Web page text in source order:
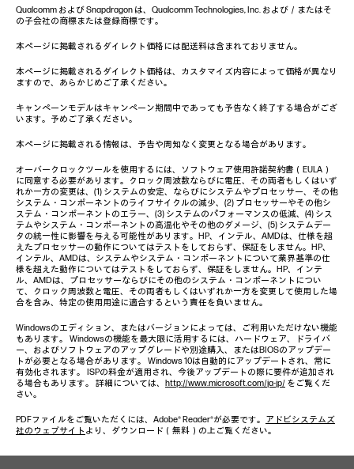
Qualcomm および Snapdragon は、Qualcomm Technologies, Inc. および／またはそ
の子会社の商標または登録商標です。
本ページに掲載されるダイレクト価格には配送料は含まれておりません。
本ページに掲載されるダイレクト価格は、カスタマイズ内容によって価格が異なり
ますので、あらかじめご了承ください。
キャンペーンモデルはキャンペーン期間中であっても予告なく終了する場合がござ
います。予めご了承ください。
本ページに掲載される情報は、予告や周知なく変更となる場合があります。
オーバークロックツールを使用するには、ソフトウェア使用許諾契約書（EULA）
に同意する必要があります。クロック周波数ならびに電圧、その両者もしくはいず
れか一方の変更は、(1) システムの安定、ならびにシステムやプロセッサー、その他
システム・コンポーネントのライフサイクルの減少、(2) プロセッサーやその他シ
ステム・コンポーネントのエラー、(3) システムのパフォーマンスの低減、(4) シス
テムやシステム・コンポーネントの高温化やその他のダメージ、(5) システムデー
タの統一性に影響を与える可能性があります。HP、インテル、AMDは、仕様を超
えたプロセッサーの動作についてはテストをしておらず、保証をしません。HP、
インテル、AMDは、システムやシステム・コンポーネントについて業界基準の仕
様を超えた動作についてはテストをしておらず、保証をしません。HP、インテ
ル、AMDは、プロセッサーならびにその他のシステム・コンポーネントについ
て、クロック周波数と電圧、その両者もしくはいずれか一方を変更して使用した場
合を含み、特定の使用用途に適合するという責任を負いません。
Windowsのエディション、またはバージョンによっては、ご利用いただけない機能
もあります。 Windowsの機能を最大限に活用するには、ハードウェア、ドライバ
ー、およびソフトウェアのアップグレードや別途購入、またはBIOSのアップデー
トが必要となる場合があります。 Windows 10は自動的にアップデートされ、常に
有効化されます。 ISPの料金が適用され、今後アップデートの際に要件が追加され
る場合もあります。 詳細については、 http://www.microsoft.com/ja-jp/ をご覧くだ
さい。
PDFファイルをご覧いただくには、Adobe® Reader®が必要です。 アドビシステムズ
社のウェブサイト より、ダウンロード（無料）の上ご覧ください。